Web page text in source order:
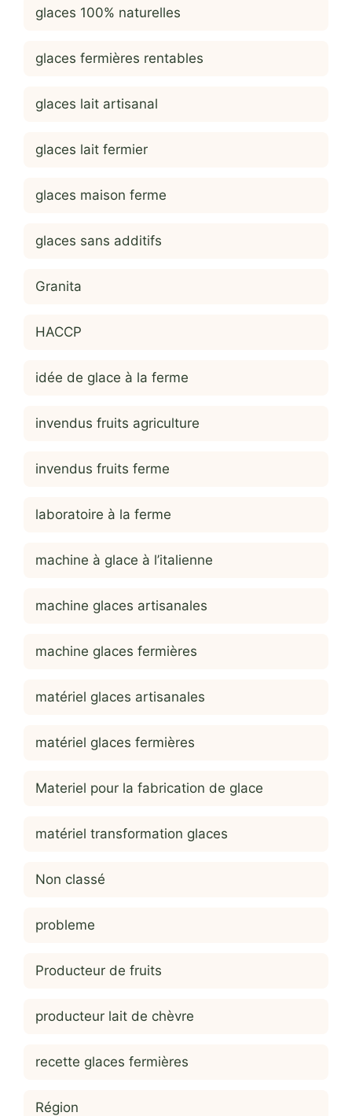
glaces 100% naturelles
glaces fermières rentables
glaces lait artisanal
glaces lait fermier
glaces maison ferme
glaces sans additifs
Granita
HACCP
idée de glace à la ferme
invendus fruits agriculture
invendus fruits ferme
laboratoire à la ferme
machine à glace à l’italienne
machine glaces artisanales
machine glaces fermières
matériel glaces artisanales
matériel glaces fermières
Materiel pour la fabrication de glace
matériel transformation glaces
Non classé
probleme
Producteur de fruits
producteur lait de chèvre
recette glaces fermières
Région